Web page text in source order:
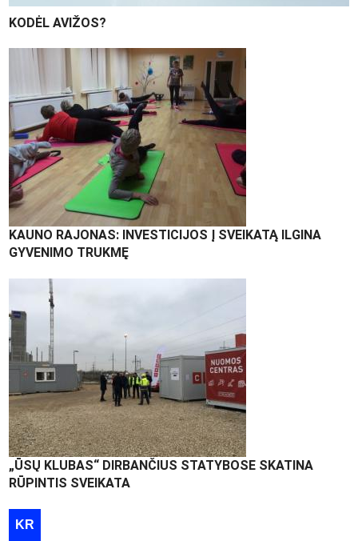
KODĖL AVIŽOS?
KAUNO RAJONAS: INVESTICIJOS Į SVEIKATĄ ILGINA
GYVENIMO TRUKMĘ
„ŪSŲ KLUBAS“ DIRBANČIUS STATYBOSE SKATINA
RŪPINTIS SVEIKATA
KR